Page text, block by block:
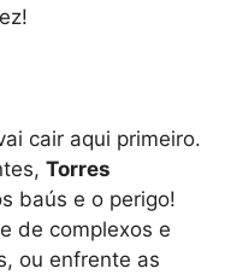
cair aqui primeiro.
Torres
baús e o perigo!
de complexos e
ou enfrente as